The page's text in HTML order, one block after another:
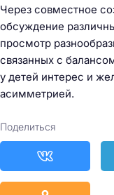
Через совместное
обсуждение
просмотр
связанных с
у детей интерес и
асимметрией.
Поделиться